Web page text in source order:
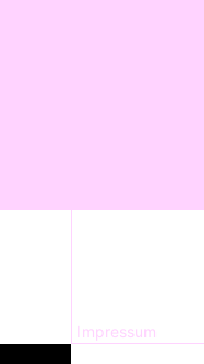
Impressum